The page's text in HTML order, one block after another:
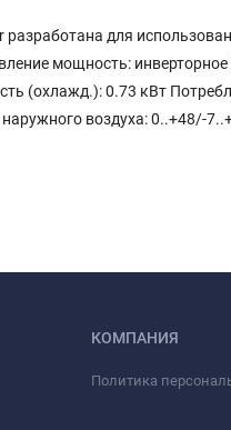
разработана для
мощность:
(охлажд.): 0.73 кВт
воздуха: 0..+48/-
КОМПАНИЯ
Политика